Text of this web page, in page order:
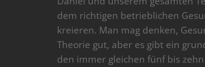
dem richtigen betrieblichen
kreieren. Man mag denken,
Theorie gut, aber es gibt ein
den immer gleichen fünf bis